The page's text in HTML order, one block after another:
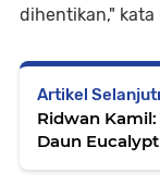
dihentikan," kata
Artikel
Ridwan
Daun